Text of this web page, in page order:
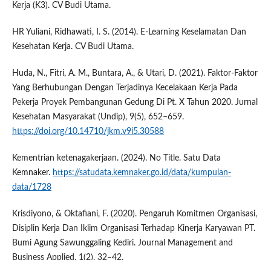
Kerja (K3). CV Budi Utama.
HR Yuliani, Ridhawati, I. S. (2014). E-Learning Keselamatan Dan
Kesehatan Kerja. CV Budi Utama.
Huda, N., Fitri, A. M., Buntara, A., & Utari, D. (2021). Faktor-Faktor
Yang Berhubungan Dengan Terjadinya Kecelakaan Kerja Pada
Pekerja Proyek Pembangunan Gedung Di Pt. X Tahun 2020. Jurnal
Kesehatan Masyarakat (Undip), 9(5), 652–659.
https://doi.org/10.14710/jkm.v9i5.30588
Kementrian ketenagakerjaan. (2024). No Title. Satu Data
Kemnaker. https://satudata.kemnaker.go.id/data/kumpulan-
data/1728
Krisdiyono, & Oktafiani, F. (2020). Pengaruh Komitmen Organisasi,
Disiplin Kerja Dan Iklim Organisasi Terhadap Kinerja Karyawan PT.
Bumi Agung Sawunggaling Kediri. Journal Management and
Business Applied, 1(2), 32–42.